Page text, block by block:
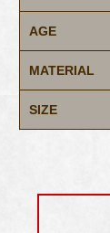
AGE
MATERIAL
SIZE